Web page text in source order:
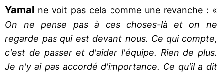
Yamal ne voit pas cela comme une revanche : «
On ne pense pas à ces choses-là et on ne
regarde pas qui est devant nous. Ce qui compte,
c'est de passer et d'aider l'équipe. Rien de plus.
Je n'y ai pas accordé d'importance. Ce qu'il a dit